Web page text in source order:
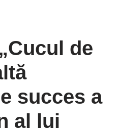
de
succes a
al lui